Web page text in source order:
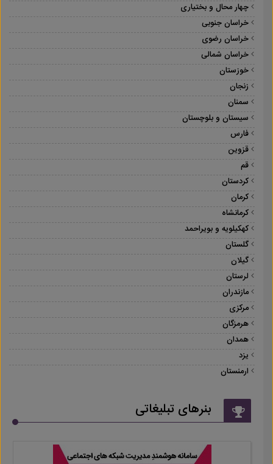
چهار محال و بختیاری
خراسان جنوبی
خراسان رضوی
خراسان شمالی
خوزستان
زنجان
سمنان
سیستان و بلوچستان
فارس
قزوین
قم
کردستان
کرمان
کرمانشاه
کهکیلویه و بویراحمد
گلستان
گیلان
لرستان
مازندران
مرکزی
هرمزگان
همدان
یزد
ارمنستان
بنرهای تبلیغاتی